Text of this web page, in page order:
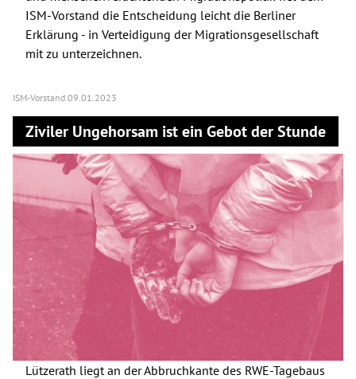
ISM-Vorstand die Entscheidung leicht die Berliner
Erklärung - in Verteidigung der Migrationsgesellschaft
mit zu unterzeichnen.
ISM-Vorstand 09.01.2023
Ziviler Ungehorsam ist ein Gebot der Stunde
Lützerath liegt an der Abbruchkante des RWE-Tagebaus